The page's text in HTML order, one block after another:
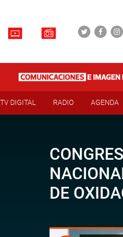
TV DIGITAL RADIO AGENDA
DE